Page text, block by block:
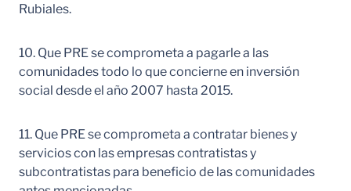
Rubiales.
10. Que PRE se comprometa a pagarle a las
comunidades todo lo que concierne en inversión
social desde el año 2007 hasta 2015.
11. Que PRE se comprometa a contratar bienes y
servicios con las empresas contratistas y
subcontratistas para beneficio de las comunidades